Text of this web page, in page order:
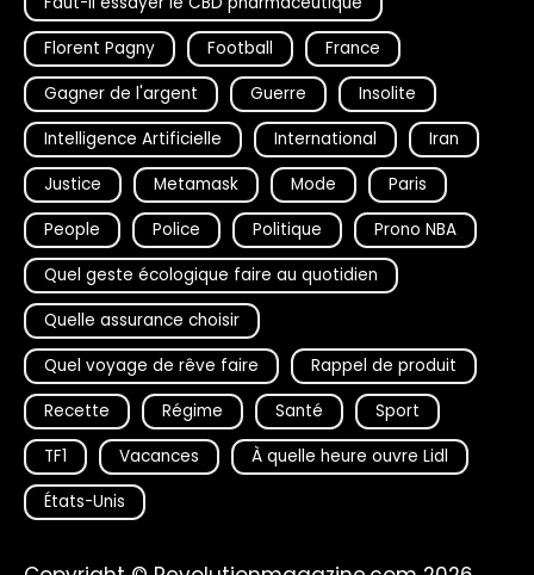
Florent Pagny
Football
France
Gagner de l'argent
Guerre
Insolite
Intelligence Artificielle
International
Iran
Justice
Metamask Mode
Paris
People
Police Politique
Prono NBA
Quel geste écologique faire au quotidien
Quelle assurance choisir
Quel voyage de rêve faire
Rappel de produit
Recette
Régime Santé
Sport
TF1
Vacances
À quelle heure ouvre Lidl
États-Unis